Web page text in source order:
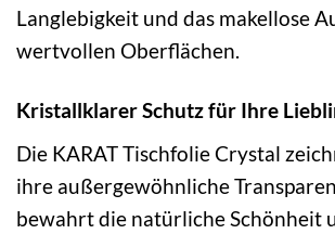
Langlebigkeit und das makellose
wertvollen Oberflächen.
Kristallklarer Schutz für Ihre
Die KARAT Tischfolie Crystal
ihre außergewöhnliche
bewahrt die natürliche Schönheit